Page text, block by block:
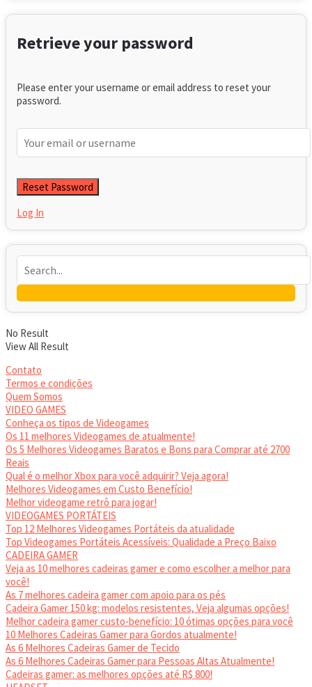
Retrieve your password
Please enter your username or email address to reset your
password.
Log In
No Result
View All Result
Contato
Termos e condições
Quem Somos
VIDEO GAMES
Conheça os tipos de Videogames
Os 11 melhores Videogames de atualmente!
Os 5 Melhores Videogames Baratos e Bons para Comprar até 2700
Reais
Qual é o melhor Xbox para você adquirir? Veja agora!
Melhores Videogames em Custo Benefício!
Melhor videogame retrô para jogar!
VIDEOGAMES PORTÁTEIS
Top 12 Melhores Videogames Portáteis da atualidade
Top Videogames Portáteis Acessíveis: Qualidade a Preço Baixo
CADEIRA GAMER
Veja as 10 melhores cadeiras gamer e como escolher a melhor para
você!
As 7 melhores cadeira gamer com apoio para os pés
Cadeira Gamer 150 kg: modelos resistentes, Veja algumas opções!
Melhor cadeira gamer custo-benefício: 10 ótimas opções para você
10 Melhores Cadeiras Gamer para Gordos atualmente!
As 6 Melhores Cadeiras Gamer de Tecido
As 6 Melhores Cadeiras Gamer para Pessoas Altas Atualmente!
Cadeiras gamer: as melhores opções até R$ 800!